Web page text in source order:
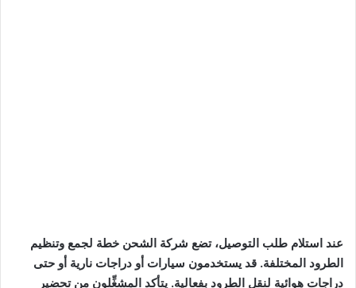
عند استلام طلب التوصيل، تضع شركة الشحن خطة لجمع وتنظيم
الطرود المختلفة. قد يستخدمون سيارات أو دراجات نارية أو حتى
دراجات هوائية لنقل الطرود بفعالية. يتأكد المشغِّلون من تحضير